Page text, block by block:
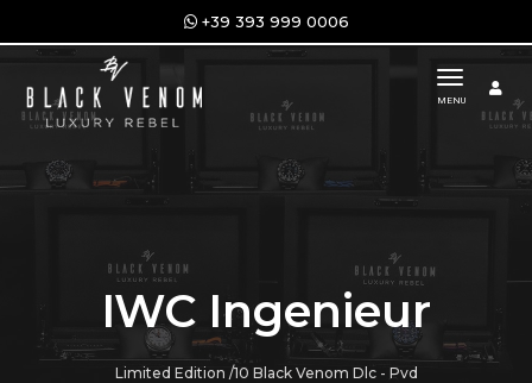
+39 393 999 0006
toggle
MENU
IWC Ingenieur
Limited Edition /10 Black Venom Dlc - Pvd